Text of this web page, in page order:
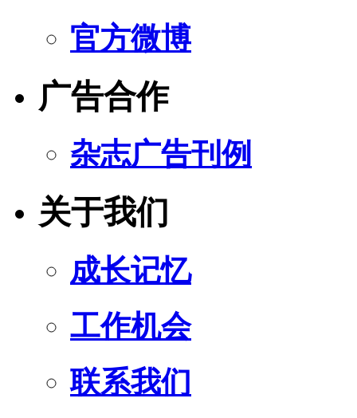
官方微博
广告合作
杂志广告刊例
关于我们
成长记忆
工作机会
联系我们